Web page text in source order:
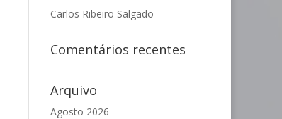
Carlos Ribeiro Salgado
Comentários recentes
Arquivo
Agosto 2026